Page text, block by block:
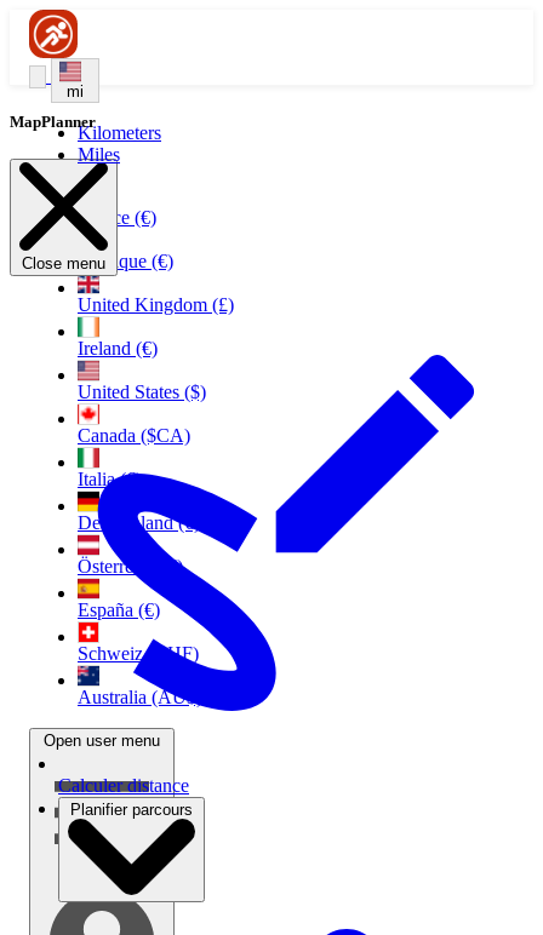
mi
Kilometers
Miles
France (€)
Belgique (€)
United Kingdom (£)
Ireland (€)
United States ($)
Canada ($CA)
Italia (€)
Deutschland (€)
Österreich (€)
España (€)
Schweiz (CHF)
Australia (AU$)
Open user menu
MapPlanner
Close menu
Calculer distance
Planifier parcours